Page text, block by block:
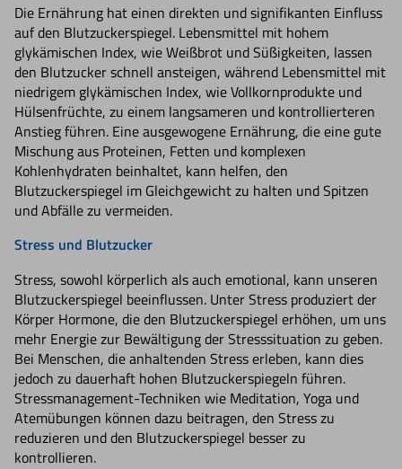
Die Ernährung hat einen direkten und signifikanten Einfluss
auf den Blutzuckerspiegel. Lebensmittel mit hohem
glykämischen Index, wie Weißbrot und Süßigkeiten, lassen
den Blutzucker schnell ansteigen, während Lebensmittel mit
niedrigem glykämischen Index, wie Vollkornprodukte und
Hülsenfrüchte, zu einem langsameren und kontrollierteren
Anstieg führen. Eine ausgewogene Ernährung, die eine gute
Mischung aus Proteinen, Fetten und komplexen
Kohlenhydraten beinhaltet, kann helfen, den
Blutzuckerspiegel im Gleichgewicht zu halten und Spitzen
und Abfälle zu vermeiden.
Stress und Blutzucker
Stress, sowohl körperlich als auch emotional, kann unseren
Blutzuckerspiegel beeinflussen. Unter Stress produziert der
Körper Hormone, die den Blutzuckerspiegel erhöhen, um uns
mehr Energie zur Bewältigung der Stresssituation zu geben.
Bei Menschen, die anhaltenden Stress erleben, kann dies
jedoch zu dauerhaft hohen Blutzuckerspiegeln führen.
Stressmanagement-Techniken wie Meditation, Yoga und
Atemübungen können dazu beitragen, den Stress zu
reduzieren und den Blutzuckerspiegel besser zu
kontrollieren.